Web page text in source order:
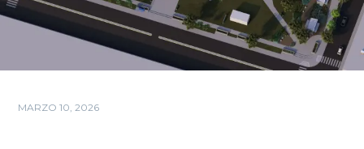
MARZO 10, 2026